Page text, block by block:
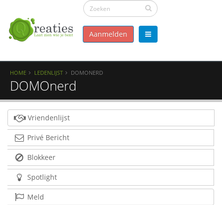
Aanmelden
HOME LEDENLIJST DOMONERD
DOMOnerd
Vriendenlijst
Privé Bericht
Blokkeer
Spotlight
Meld